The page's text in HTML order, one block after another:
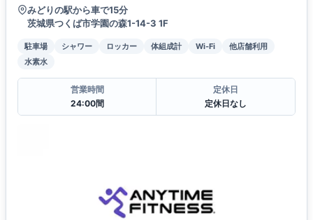
みどりの駅から車で15分
茨城県つくば市学園の森1-14-3 1F
駐車場 シャワー ロッカー 体組成計 Wi-Fi
他店舗利用
水素水
営業時間
24:00間
定休日
定休日なし